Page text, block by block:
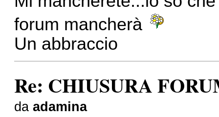
forum mancherà
Un abbraccio
Re: CHIUSURA
daadamina